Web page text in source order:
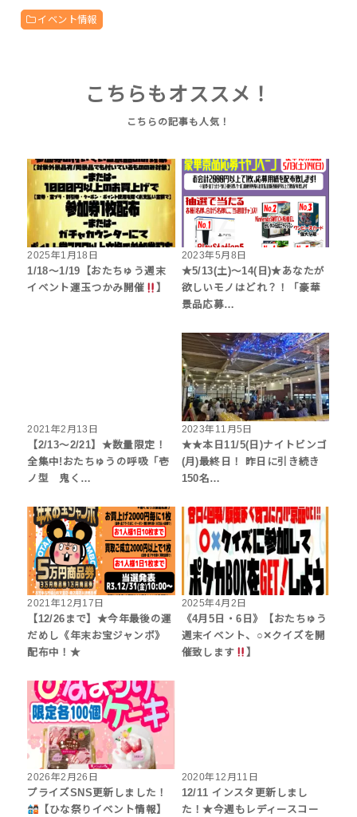
イベント情報
こちらもオススメ！
2025年1月18日
1/18～1/19【おたちゅう週末
イベント運玉つかみ開催
】
2023年5月8日
★5/13(土)～14(日)★あなたが
欲しいモノはどれ？！「豪華
景品応募…
2021年2月13日
【2/13～2/21】★数量限定！
全集中!おたちゅうの呼吸「壱
ノ型 鬼く…
2023年11月5日
★★本日11/5(日)ナイトビンゴ
(月)最終日！ 昨日に引き続き
150名…
2021年12月17日
【12/26まで】★今年最後の運
だめし《年末お宝ジャンボ》
配布中！★
2025年4月2日
《4月5日・6日》【おたちゅう
週末イベント、○✕クイズを開
催致します
】
2026年2月26日
プライズSNS更新しました！
【ひな祭りイベント情報】
2020年12月11日
12/11 インスタ更新しまし
た！★今週もレディースコー